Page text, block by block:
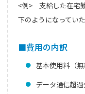
<例> 支給した在宅
下のようになってい
■費用の内訳
基本使用料（
データ通信超